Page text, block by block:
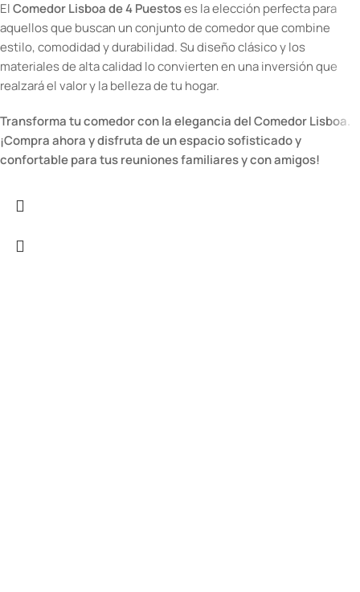
ElComedor Lisboa de 4 Puestoses la elección perfecta para
aquellos que buscan un conjunto de comedor que combine
estilo, comodidad y durabilidad. Su diseño clásico y los
materiales de alta calidad lo convierten en una inversión que
realzará el valor y la belleza de tu hogar.
Transforma tu comedor con la elegancia del Comedor Lisboa.
¡Compra ahora y disfruta de un espacio sofisticado y
confortable para tus reuniones familiares y con amigos!